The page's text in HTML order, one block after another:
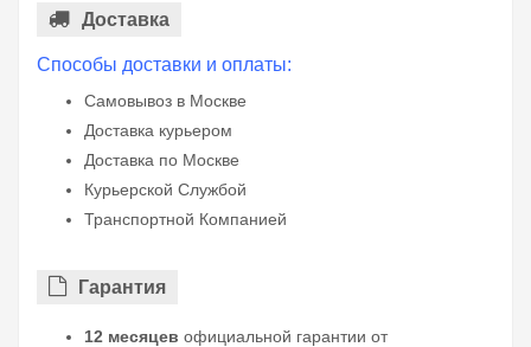
Доставка
Способы доставки и оплаты:
Самовывоз в Москве
Доставка курьером
Доставка по Москве
Курьерской Службой
Транспортной Компанией
Гарантия
12 месяцев официальной гарантии от